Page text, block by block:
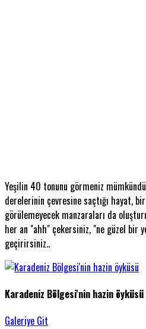
Yeşilin 40 tonunu görmeniz
derelerinin çevresine saçtığı hayat,
görülemeyecek manzaraları da
her an "ahh" çekersiniz, "ne güzel bir
geçirirsiniz..
Karadeniz Bölgesi'nin hazin öyküsü
Galeriye Git